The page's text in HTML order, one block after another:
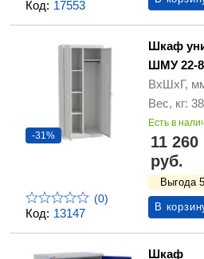
Код: 17553
Код: 13147
-31%
(0)
Шкаф
ШМУ 22-
ВхШхГ,
Вес, кг: 38
Есть в
11 260
руб.
Выгода
В
Шкаф